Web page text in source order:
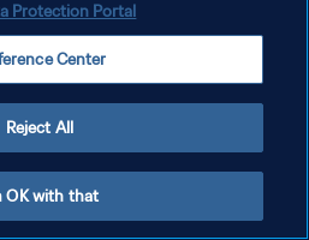
Protection Portal
Center
Reject All
OK with that